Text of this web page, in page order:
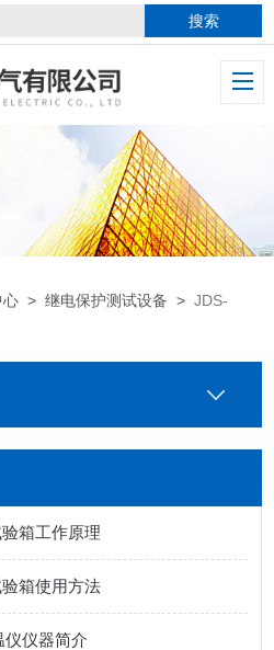
心 >继电保护测试设备 >JDS-
箱工作原理
箱使用方法
仪仪器简介